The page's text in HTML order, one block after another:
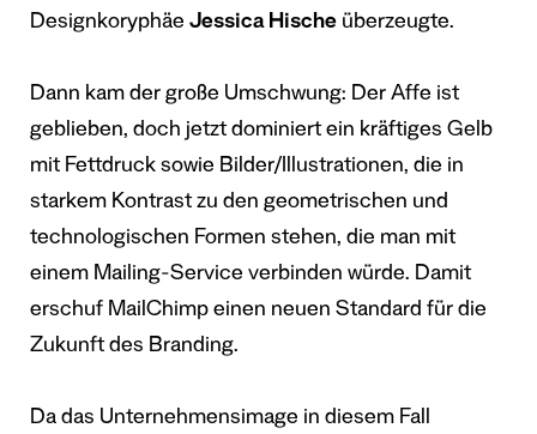
Designkoryphäe Jessica Hische überzeugte.
Dann kam der große Umschwung: Der Affe ist
geblieben, doch jetzt dominiert ein kräftiges Gelb
mit Fettdruck sowie Bilder/Illustrationen, die in
starkem Kontrast zu den geometrischen und
technologischen Formen stehen, die man mit
einem Mailing-Service verbinden würde. Damit
erschuf MailChimp einen neuen Standard für die
Zukunft des Branding.
Da das Unternehmensimage in diesem Fall